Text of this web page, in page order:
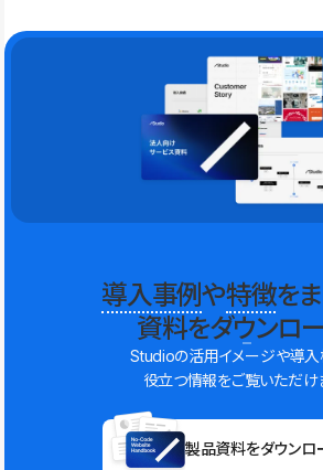
導入事例や特徴を
資料をダウンロー
Studioの活用イメージや導
役立つ情報をご覧いただけ
製品資料をダウンロ